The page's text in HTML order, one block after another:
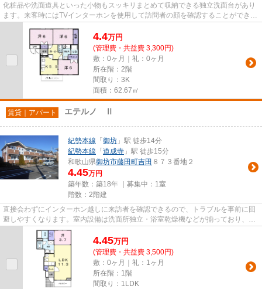
化粧品や洗面道具といった小物もスッキリまとめて収納できる独立洗面台があり
ます。来客時にはTVインターホンを使用して訪問者の顔を確認することができま
4.4万円
(管理費・共益費 3,300円)
敷：0ヶ月｜礼：0ヶ月
所在階：2階
間取り：3K
面積：62.67㎡
賃貸｜アパート エテルノ Ⅱ
紀勢本線 「 御坊 」駅 徒歩14分
紀勢本線 「 道成寺 」駅 徒歩15分
和歌山県御坊市藤田町吉田 ８７３番地２
4.45万円
築年数：築18年 ｜募集中： 1室
階数：2階建
直接会わずにインターホン越しに来訪者を確認できるので、トラブルを事前に回
避しやすくなります。室内設備は洗面所独立・浴室乾燥機などが揃っており、と
ても充実しています。共用部...
4.45万円
(管理費・共益費 3,500円)
敷：0ヶ月｜礼：1ヶ月
所在階：1階
間取り：1LDK